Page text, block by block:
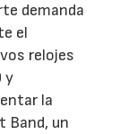
demanda
el
relojes
y
la
Band, un